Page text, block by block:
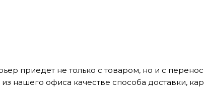
приедет не только с товаром, но и с
нашего офиса качестве способа доставки,